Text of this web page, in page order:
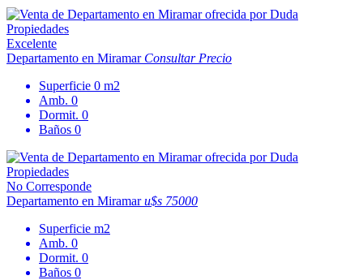
Excelente
Departamento en Miramar Consultar Precio
Superficie 0 m2
Amb. 0
Dormit. 0
Baños 0
No Corresponde
Departamento en Miramaru$s 75000
Superficie m2
Amb. 0
Dormit. 0
Baños 0